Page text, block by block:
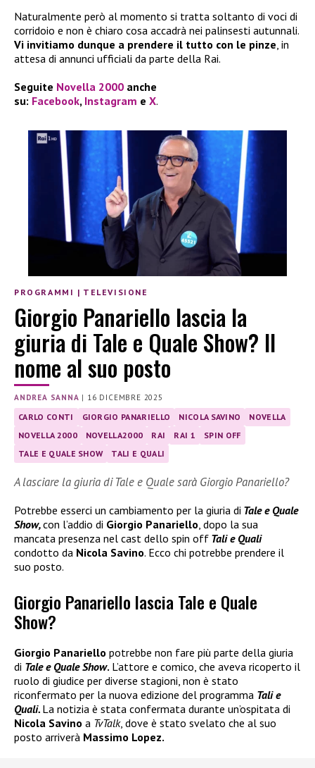
Naturalmente però al momento si tratta soltanto di voci di
corridoio e non è chiaro cosa accadrà nei palinsesti autunnali.
Vi invitiamo dunque a prendere il tutto con le pinze , in
attesa di annunci ufficiali da parte della Rai.
Seguite Novella 2000 anche
su: Facebook, Instagram e X.
PROGRAMMI | TELEVISIONE
Giorgio Panariello lascia la
giuria di Tale e Quale Show? Il
nome al suo posto
ANDREA SANNA | 16 DICEMBRE 2025
CARLO CONTI GIORGIO PANARIELLO NICOLA SAVINO
NOVELLA
NOVELLA 2000
NOVELLA2000 RAI RAI 1
SPIN OFF
TALE E QUALE SHOW
TALI E QUALI
A lasciare la giuria di Tale e Quale sarà Giorgio Panariello?
Potrebbe esserci un cambiamento per la giuria di Tale e Quale
Show,con l’addio di Giorgio Panariello , dopo la sua
mancata presenza nel cast dello spin off Tali e Quali
condotto da Nicola Savino. Ecco chi potrebbe prendere il
suo posto.
Giorgio Panariello lascia Tale e Quale
Show?
Giorgio Panariello potrebbe non fare più parte della giuria
di Tale e Quale Show. L’attore e comico, che aveva ricoperto il
ruolo di giudice per diverse stagioni, non è stato
riconfermato per la nuova edizione del programma Tali e
Quali. La notizia è stata confermata durante un’ospitata di
Nicola Savino a TvTalk, dove è stato svelato che al suo
posto arriverà Massimo Lopez.